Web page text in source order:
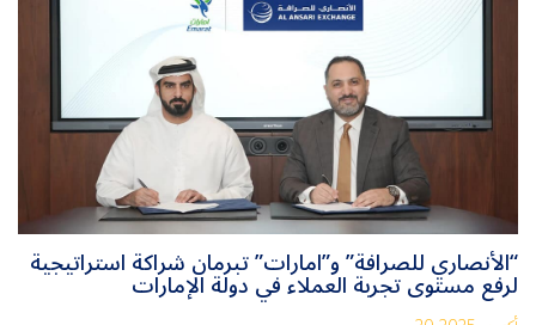
“الأنصاري للصرافة” و”امارات” تبرمان شراكة استراتيجية
لرفع مستوى تجربة العملاء في دولة الإمارات